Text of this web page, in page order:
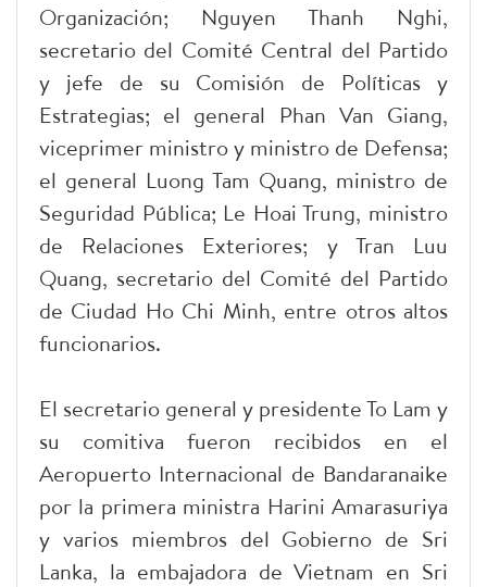
Organización; Nguyen Thanh Nghi,
secretario del Comité Central del Partido
y jefe de su Comisión de Políticas y
Estrategias; el general Phan Van Giang,
viceprimer ministro y ministro de Defensa;
el general Luong Tam Quang, ministro de
Seguridad Pública; Le Hoai Trung, ministro
de Relaciones Exteriores; y Tran Luu
Quang, secretario del Comité del Partido
de Ciudad Ho Chi Minh, entre otros altos
funcionarios.
El secretario general y presidente To Lam y
su comitiva fueron recibidos en el
Aeropuerto Internacional de Bandaranaike
por la primera ministra Harini Amarasuriya
y varios miembros del Gobierno de Sri
Lanka, la embajadora de Vietnam en Sri